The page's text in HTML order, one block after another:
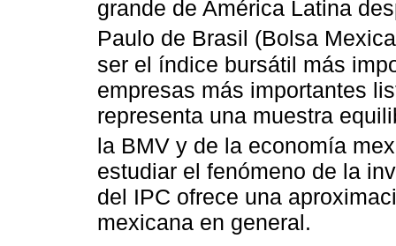
grande de América Latina
Paulo de Brasil (Bolsa
ser el índice bursátil más
empresas más importantes
representa una muestra
la BMV y de la economía
estudiar el fenómeno de la
del IPC ofrece una
mexicana en general.